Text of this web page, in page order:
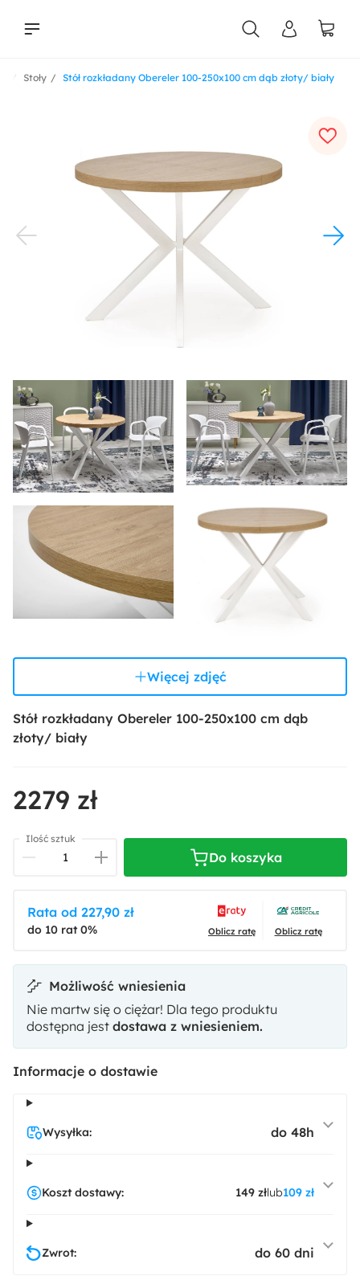
Stół rozkładany Obereler 100-250x100 cm dąb złoty/ biały
Stoły
Więcej zdjęć
Stół rozkładany Obereler 100-250x100 cm dąb
złoty/ biały
2279 zł
Ilość sztuk
Do koszyka
Rata od 227,90 zł
do 10 rat 0% Oblicz ratę Oblicz ratę
Możliwość wniesienia
Nie martw się o ciężar! Dla tego produktu
dostępna jest dostawa z wniesieniem.
Informacje o dostawie
Wysyłka: do 48h
Koszt dostawy: 149 złlub109 zł
Zwrot: do 60 dni